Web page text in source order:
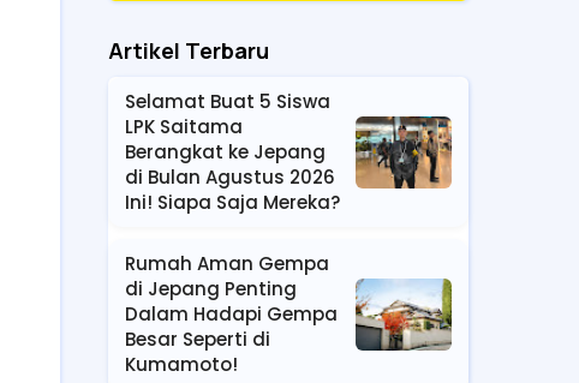
Artikel Terbaru
Selamat Buat 5 Siswa
LPK Saitama
Berangkat ke Jepang
di Bulan Agustus 2026
Ini! Siapa Saja Mereka?
Rumah Aman Gempa
di Jepang Penting
Dalam Hadapi Gempa
Besar Seperti di
Kumamoto!